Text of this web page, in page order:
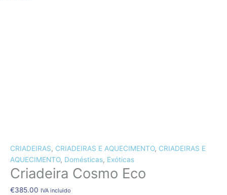
CRIADEIRAS, CRIADEIRAS E AQUECIMENTO, CRIADEIRAS E
AQUECIMENTO, Domésticas, Exóticas
Criadeira Cosmo Eco
€385.00 IVA incluido
de
Criadeira
Cosmo
Eco